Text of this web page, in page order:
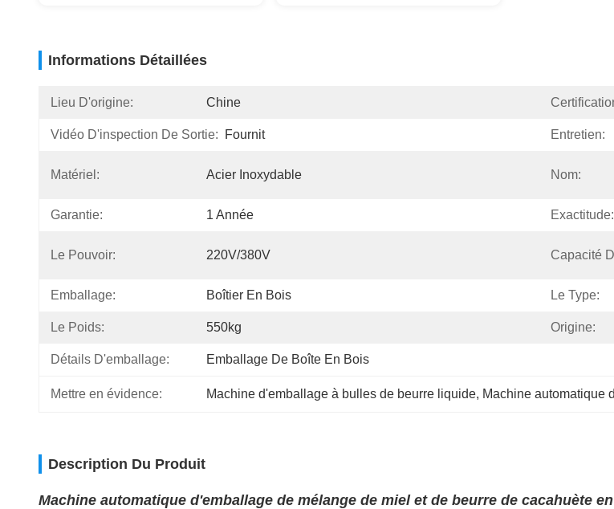
Informations Détaillées
Lieu D'origine: Chine
Vidéo D'inspection De Sortie: Fournit Entretien:
Matériel: Acier Inoxydable Nom:
Garantie: 1 Année Exactitude:
Le Pouvoir: 220V/380V Capacité
Emballage: Boîtier En Bois Le Type:
Le Poids: 550kg Origine:
Détails D'emballage: Emballage De Boîte En Bois
Mettre en évidence: Machine d'emballage à bulles de beurre liquide, Machine automatique
Description Du Produit
Machine automatique d'emballage de mélange de miel et de beurre de cacahuète en